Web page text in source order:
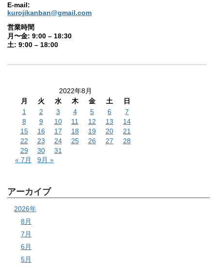
E-mail:
kurojikanban@gmail.com
営業時間
月〜金: 9:00 – 18:30
土: 9:00 – 18:00
2022年8月
月
火 水 木 金 土
日
1
2 3 4 5 6
7
8
9 10 11 12 13
14
15
16 17 18 19 20
21
22
23 24 25 26 27
28
29
30
31
« 7月
9月 »
アーカイブ
2026年
8月
7月
6月
5月